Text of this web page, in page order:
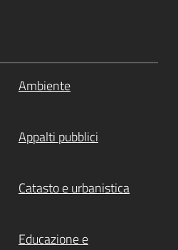
Ambiente
Appalti pubblici
Catasto e urbanistica
Educazione e